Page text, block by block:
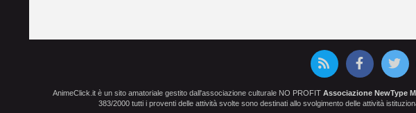
AnimeClick.it è un sito amatoriale gestito dall'associazione culturale NO PROFIT Associazione NewType
383/2000 tutti i proventi delle attività svolte sono destinati allo svolgimento delle attività